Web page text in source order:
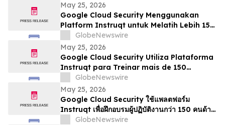
May 25, 2026
Google Cloud Security Menggunakan
Platform Instruqt untuk Melatih Lebih 150
Pengamal mengenai Agentic AI di Google
Next 2026
GlobeNewswire
May 25, 2026
Google Cloud Security Utiliza Plataforma
Instruqt para Treinar mais de 150
Profissionais em IA Agentic no Google
Next 2026
GlobeNewswire
May 25, 2026
Google Cloud Security ใช้แพลตฟอร์ม
Instruqt เพื่อฝึกอบรมผู้ปฏิบัติงานกว่า 150 คนด้าน
Agentic AI ในงาน Google Next 2026
GlobeNewswire